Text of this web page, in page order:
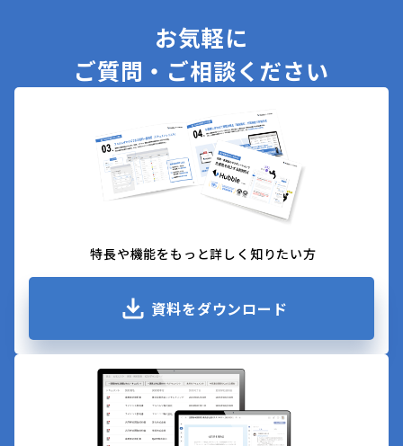
お気軽に
ご質問・ご相談ください
特長や機能をもっと詳しく知りたい方
資料をダウンロード